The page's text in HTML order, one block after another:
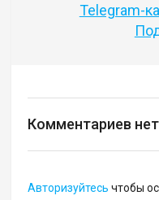
Telegram-
Комментариев нет
Авторизуйтесь чтобы